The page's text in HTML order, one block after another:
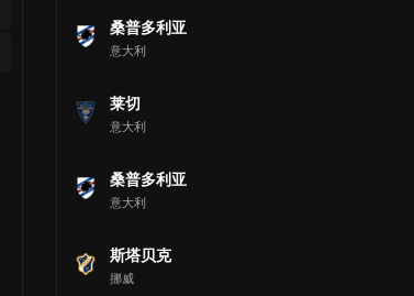
桑普多利亚
意大利
莱切
意大利
桑普多利亚
意大利
斯塔贝克
挪威